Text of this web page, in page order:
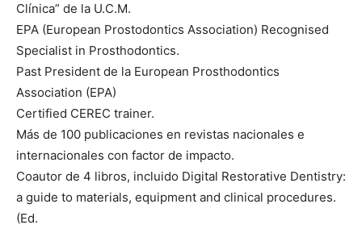
Clínica” de la U.C.M.
EPA (European Prostodontics Association) Recognised
Specialist in Prosthodontics.
Past President de la European Prosthodontics
Association (EPA)
Certified CEREC trainer.
Más de 100 publicaciones en revistas nacionales e
internacionales con factor de impacto.
Coautor de 4 libros, incluido Digital Restorative Dentistry:
a guide to materials, equipment and clinical procedures.
(Ed.